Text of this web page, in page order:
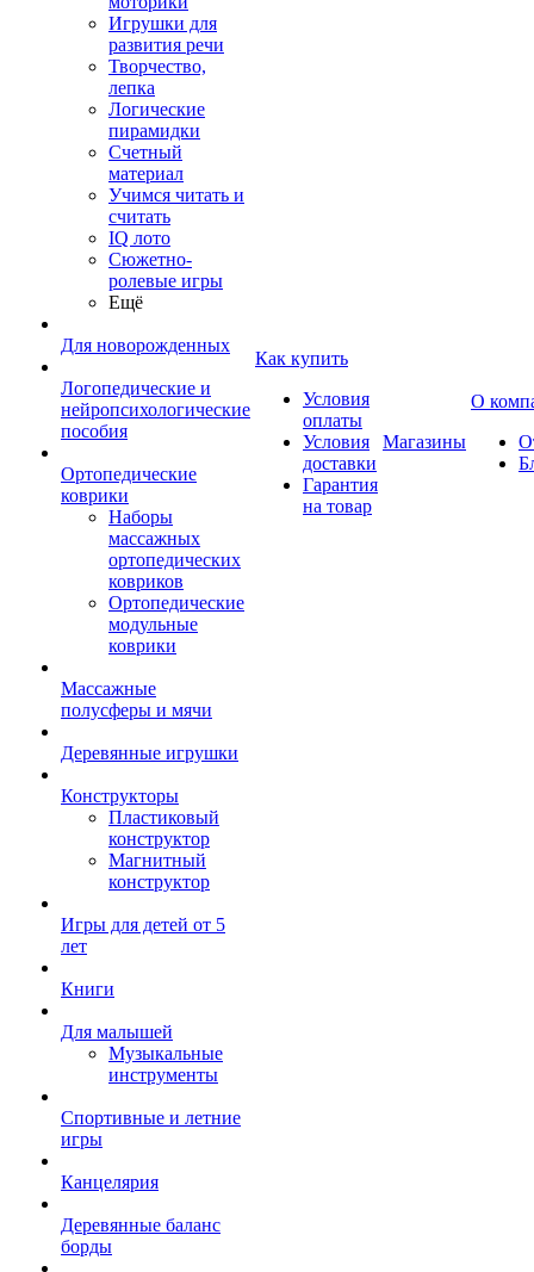
Игрушки для
развития речи
Творчество,
лепка
Логические
пирамидки
Счетный
материал
Учимся читать и
считать
IQ лото
Сюжетно-
ролевые игры
Ещё
Для новорожденных
Логопедические и
нейропсихологические
пособия
Ортопедические
коврики
Наборы
массажных
ортопедических
ковриков
Ортопедические
модульные
коврики
Массажные
полусферы и мячи
Деревянные игрушки
Конструкторы
Пластиковый
конструктор
Магнитный
конструктор
Игры для детей от 5
лет
Книги
Для малышей
Музыкальные
инструменты
Спортивные и летние
игры
Канцелярия
Деревянные баланс
борды
Как купить
Условия
оплаты
Условия
доставки
Гарантия
на товар
Магазины
О